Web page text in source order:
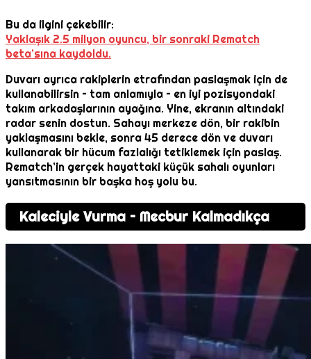
Bu da ilgini çekebilir:
Yaklaşık 2.5 milyon oyuncu, bir sonraki Rematch
beta’sına kaydoldu.
Duvarı ayrıca rakiplerin etrafından paslaşmak için de
kullanabilirsin – tam anlamıyla – en iyi pozisyondaki
takım arkadaşlarının ayağına. Yine, ekranın altındaki
radar senin dostun. Sahayı merkeze dön, bir rakibin
yaklaşmasını bekle, sonra 45 derece dön ve duvarı
kullanarak bir hücum fazlalığı tetiklemek için paslaş.
Rematch’in gerçek hayattaki küçük sahalı oyunları
yansıtmasının bir başka hoş yolu bu.
Kaleciyle Vurma – Mecbur Kalmadıkça